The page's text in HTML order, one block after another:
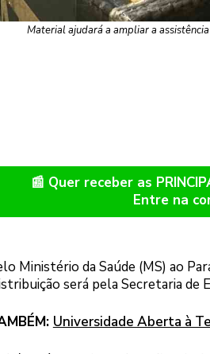
Material ajudará a ampliar a
📰 Quer receber as
Entre na
Ministério da Saúde (MS) ao
será pela Secretaria de
Universidade Aberta à